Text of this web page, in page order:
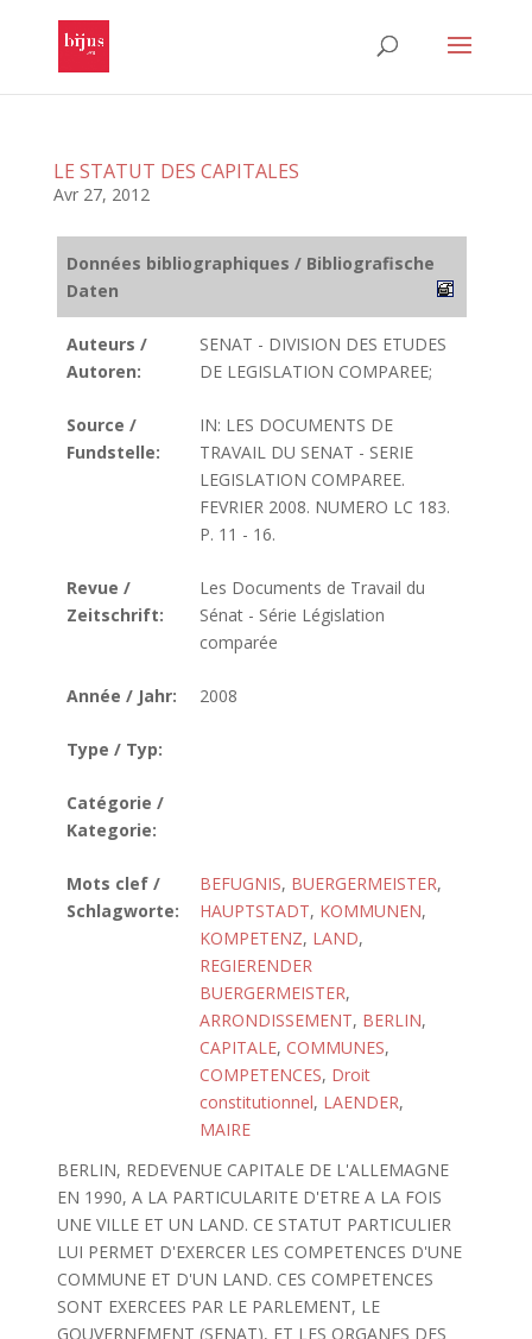
LE STATUT DES CAPITALES
Avr 27, 2012
Données bibliographiques / Bibliografische
Daten
Auteurs /
Autoren:
SENAT - DIVISION DES ETUDES
DE LEGISLATION COMPAREE;
Source /
Fundstelle:
IN: LES DOCUMENTS DE
TRAVAIL DU SENAT - SERIE
LEGISLATION COMPAREE.
FEVRIER 2008. NUMERO LC 183.
P. 11 - 16.
Revue /
Zeitschrift:
Les Documents de Travail du
Sénat - Série Législation
comparée
Année / Jahr: 2008
Type / Typ:
Catégorie /
Kategorie:
Mots clef /
Schlagworte:
BEFUGNIS, BUERGERMEISTER,
HAUPTSTADT, KOMMUNEN,
KOMPETENZ, LAND,
REGIERENDER
BUERGERMEISTER,
ARRONDISSEMENT, BERLIN,
CAPITALE, COMMUNES,
COMPETENCES, Droit
constitutionnel, LAENDER,
MAIRE
BERLIN, REDEVENUE CAPITALE DE L'ALLEMAGNE
EN 1990, A LA PARTICULARITE D'ETRE A LA FOIS
UNE VILLE ET UN LAND. CE STATUT PARTICULIER
LUI PERMET D'EXERCER LES COMPETENCES D'UNE
COMMUNE ET D'UN LAND. CES COMPETENCES
SONT EXERCEES PAR LE PARLEMENT, LE
GOUVERNEMENT (SENAT), ET LES ORGANES DES